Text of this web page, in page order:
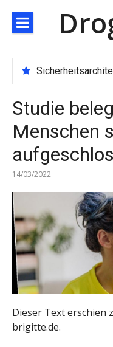
zum
Inhalt
Studie
Menschen
14/03/2022
Dieser Text erschien
brigitte.de.